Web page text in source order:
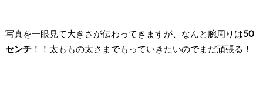
写真を一眼見て大きさが伝わってきますが、 なんと腕周りは50
センチ！！ 太ももの太さまでもっていきたいのでまだ頑張る！